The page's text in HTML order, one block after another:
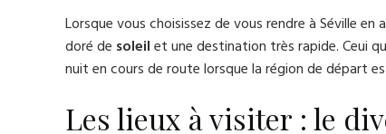
Lorsque vous choisissez de vous rendre à Séville
doré de soleilet une destination très rapide. Ceui
nuit en cours de route lorsque la région de départ
Les lieux à visiter : le